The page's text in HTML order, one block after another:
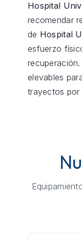
Hospital
recomendar
de Hospital
esfuerzo
elevables
trayectos por